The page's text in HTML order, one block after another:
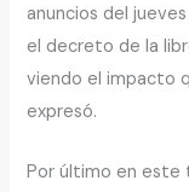
anuncios del
el decreto de la
viendo el impacto
expresó.
Por último en este